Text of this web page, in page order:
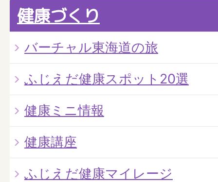
健康づくり
バーチャル東海道の旅
ふじえだ健康スポット20選
健康ミニ情報
健康講座
ふじえだ健康マイレージ